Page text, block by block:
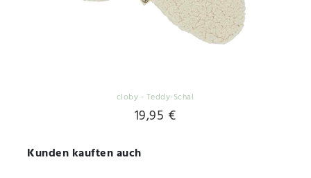
cloby - Teddy-Schal
19,95 €
Kunden kauften auch